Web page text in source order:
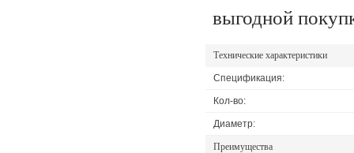
выгодной
Технические характеристики
Спецификация:
Кол-во:
Диаметр:
Преимущества